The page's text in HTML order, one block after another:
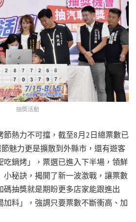
抽獎活動
節熱力不可擋，截至8月2日總票數已
魅力更是擴散到外縣市，還有遊客
吃鍋烤」，票選已進入下半場，領鮮
小秘訣，揭開了新一波激戰，讓票數
碼抽獎就是期盼更多店家能跟進出
加料」，強調只要票數不斷衝高、加